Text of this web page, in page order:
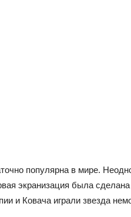
популярна в мире.
экранизация была
и Ковача играли звезда